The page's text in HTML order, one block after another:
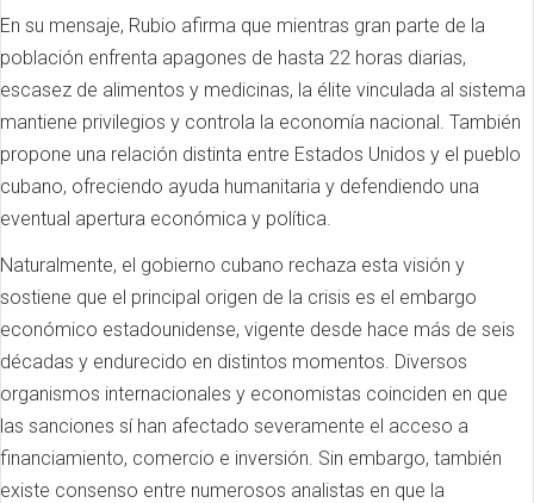
En su mensaje, Rubio afirma que mientras gran parte de la
población enfrenta apagones de hasta 22 horas diarias,
escasez de alimentos y medicinas, la élite vinculada al sistema
mantiene privilegios y controla la economía nacional. También
propone una relación distinta entre Estados Unidos y el pueblo
cubano, ofreciendo ayuda humanitaria y defendiendo una
eventual apertura económica y política.
Naturalmente, el gobierno cubano rechaza esta visión y
sostiene que el principal origen de la crisis es el embargo
económico estadounidense, vigente desde hace más de seis
décadas y endurecido en distintos momentos. Diversos
organismos internacionales y economistas coinciden en que
las sanciones sí han afectado severamente el acceso a
financiamiento, comercio e inversión. Sin embargo, también
existe consenso entre numerosos analistas en que la